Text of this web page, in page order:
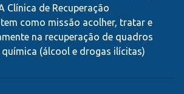
Clínica de Recuperação
como missão acolher, tratar e
na recuperação de quadros
química (álcool e drogas ilícitas)